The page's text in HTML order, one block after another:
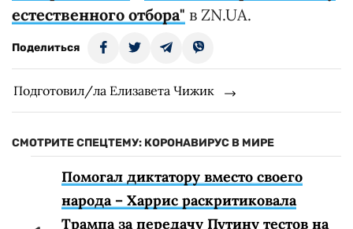
естественного отбора" в ZN.UA.
Поделиться
Подготовил/ла Елизавета Чижик
СМОТРИТЕ СПЕЦТЕМУ: КОРОНАВИРУС В МИРЕ
Помогал диктатору вместо своего
народа – Харрис раскритиковала
Трампа за передачу Путину тестов на